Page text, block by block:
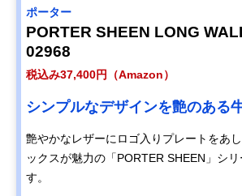
ポーター
PORTER SHEEN LONG
02968
税込み37,400円（Amazon）
シンプルなデザインを艶のある
艶やかなレザーにロゴ入りプレートをあ
ックスが魅力の「PORTER SHEEN」シ
す。